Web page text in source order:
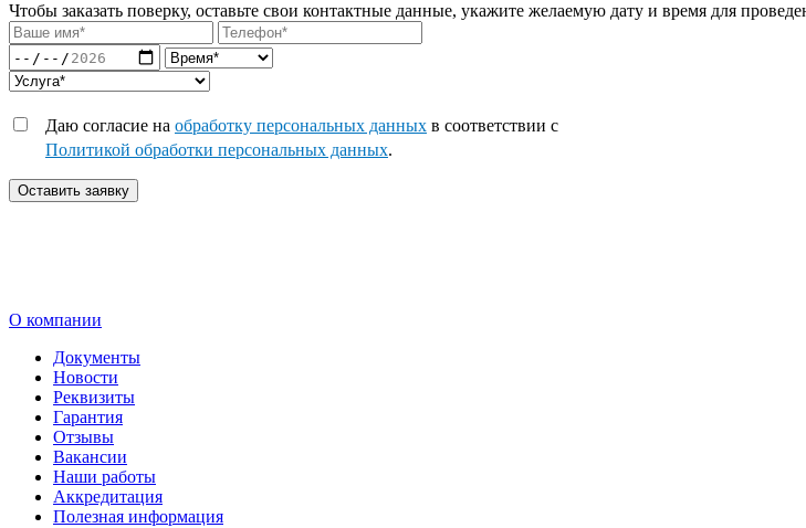
Чтобы заказать поверку, оставьте свои контактные данные, укажите желаемую дату и время для
Даю согласие на обработку персональных данных в соответствии с
Политикой обработки персональных данных.
Оставить заявку
О компании
Документы
Новости
Реквизиты
Гарантия
Отзывы
Вакансии
Наши работы
Аккредитация
Полезная информация